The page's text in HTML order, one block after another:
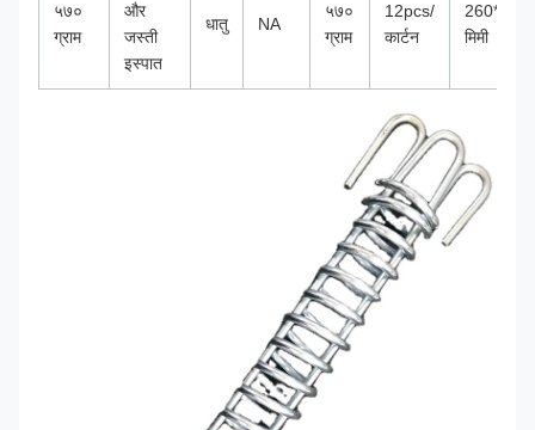
५७०
ग्राम
और
जस्ती
इस्पात
धातु NA
५७०
ग्राम
12pcs/
कार्टन
मिमी